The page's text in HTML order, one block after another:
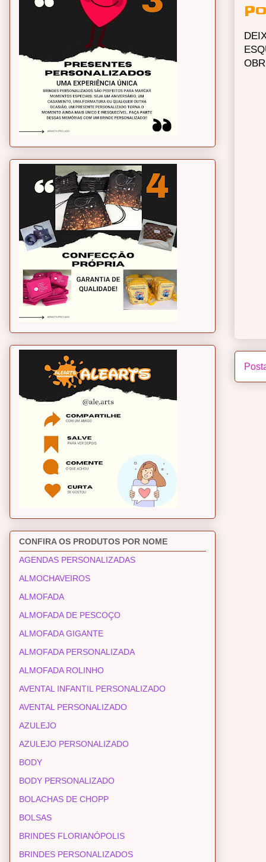
CONFIRA OS PRODUTOS POR NOME
AGENDAS PERSONALIZADAS
ALMOCHAVEIROS
ALMOFADA
ALMOFADA DE PESCOÇO
ALMOFADA GIGANTE
ALMOFADA PERSONALIZADA
ALMOFADA ROLINHO
AVENTAL INFANTIL PERSONALIZADO
AVENTAL PERSONALIZADO
AZULEJO
AZULEJO PERSONALIZADO
BODY
BODY PERSONALIZADO
BOLACHAS DE CHOPP
BOLSAS
BRINDES FLORIANÓPOLIS
BRINDES PERSONALIZADOS